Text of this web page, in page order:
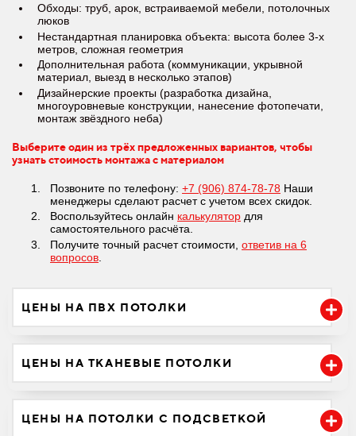
Обходы: труб, арок, встраиваемой мебели, потолочных
люков
Нестандартная планировка объекта: высота более 3-х
метров, сложная геометрия
Дополнительная работа (коммуникации, укрывной
материал, выезд в несколько этапов)
Дизайнерские проекты (разработка дизайна,
многоуровневые конструкции, нанесение фотопечати,
монтаж звёздного неба)
Выберите один из трёх предложенных вариантов, чтобы
узнать стоимость монтажа с материалом
Позвоните по телефону: +7 (906) 874-78-78 Наши
менеджеры сделают расчет с учетом всех скидок.
Воспользуйтесь онлайн калькулятор для
самостоятельного расчёта.
Получите точный расчет стоимости, ответив на 6
вопросов
ЦЕНЫ НА ПВХ ПОТОЛКИ
ЦЕНЫ НА ТКАНЕВЫЕ ПОТОЛКИ
ЦЕНЫ НА ПОТОЛКИ С ПОДСВЕТКОЙ